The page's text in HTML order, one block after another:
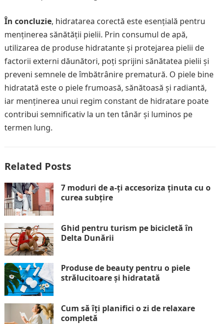
În concluzie, hidratarea corectă este esențială pentru
menținerea sănătății pielii. Prin consumul de apă,
utilizarea de produse hidratante și protejarea pielii de
factorii externi dăunători, poți sprijini sănătatea pielii și
preveni semnele de îmbătrânire prematură. O piele bine
hidratată este o piele frumoasă, sănătoasă și radiantă,
iar menținerea unui regim constant de hidratare poate
contribui semnificativ la un ten tânăr și luminos pe
termen lung.
Related Posts
7 moduri de a-ți accesoriza ținuta cu o
curea subțire
Ghid pentru turism pe bicicletă în
Delta Dunării
Produse de beauty pentru o piele
strălucitoare și hidratată
Cum să îți planifici o zi de relaxare
completă